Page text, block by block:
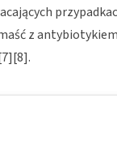
z